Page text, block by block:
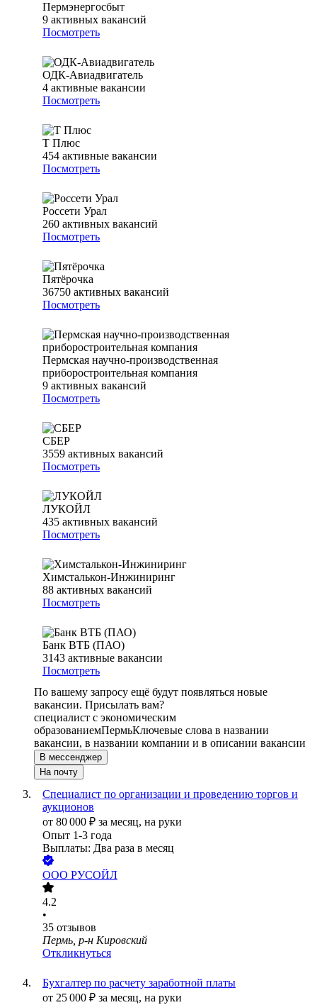
Пермэнергосбыт
9 активных вакансий
Посмотреть
ОДК-Авиадвигатель
4 активные вакансии
Посмотреть
Т Плюс
454 активные вакансии
Посмотреть
Россети Урал
260 активных вакансий
Посмотреть
Пятёрочка
36750 активных вакансий
Посмотреть
Пермская научно-производственная
приборостроительная компания
9 активных вакансий
Посмотреть
СБЕР
3559 активных вакансий
Посмотреть
ЛУКОЙЛ
435 активных вакансий
Посмотреть
Химсталькон-Инжиниринг
88 активных вакансий
Посмотреть
Банк ВТБ (ПАО)
3143 активные вакансии
Посмотреть
По вашему запросу ещё будут появляться новые
вакансии. Присылать вам?
специалист с экономическим
образованиемПермьКлючевые слова в названии
вакансии, в названии компании и в описании вакансии
В мессенджер
На почту
Специалист по организации и проведению торгов и
аукционов
от 80 000 ₽ за месяц, на руки
Опыт 1-3 года
Выплаты: Два раза в месяц
ООО РУСОЙЛ
4.2
•
35 отзывов
Пермь, р-н Кировский
Откликнуться
Бухгалтер по расчету заработной платы
от 25 000 ₽ за месяц, на руки